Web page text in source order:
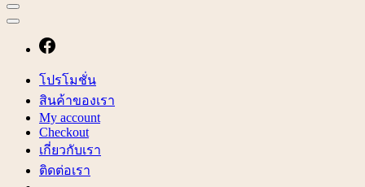
โปรโมชั่น
สินค้าของเรา
My account
Checkout
เกี่ยวกับเรา
ติดต่อเรา